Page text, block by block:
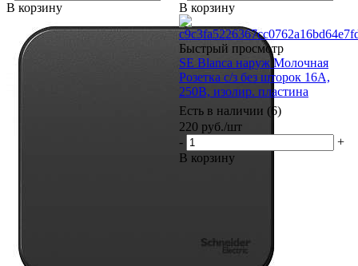
В корзину
В корзину
Быстрый просмотр
SE Blanca наруж Молочная
Розетка с/з без шторок 16А,
250В, изолир. пластина
Есть в наличии (6)
220 руб./шт
-
+
В корзину